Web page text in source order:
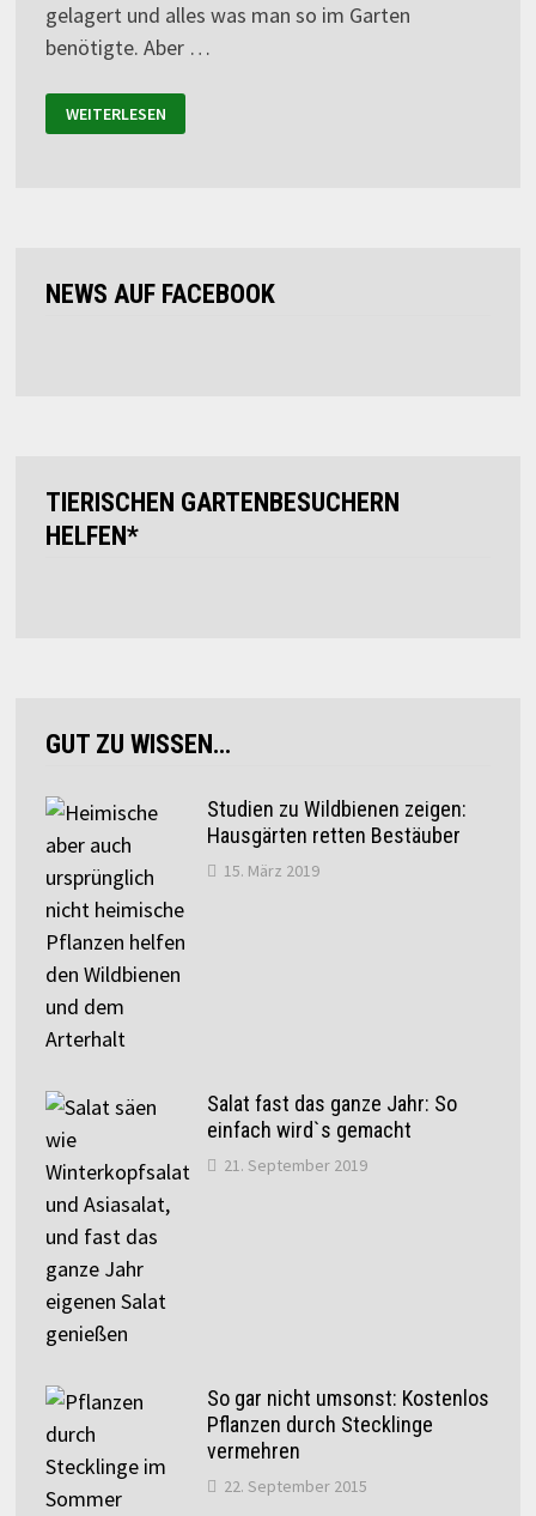
gelagert und alles was man so im Garten
benötigte. Aber …
WEITERLESEN
NEWS AUF FACEBOOK
TIERISCHEN GARTENBESUCHERN
HELFEN*
GUT ZU WISSEN…
Studien zu Wildbienen zeigen:
Hausgärten retten Bestäuber
15. März 2019
Salat fast das ganze Jahr: So
einfach wird`s gemacht
21. September 2019
So gar nicht umsonst: Kostenlos
Pflanzen durch Stecklinge
vermehren
22. September 2015